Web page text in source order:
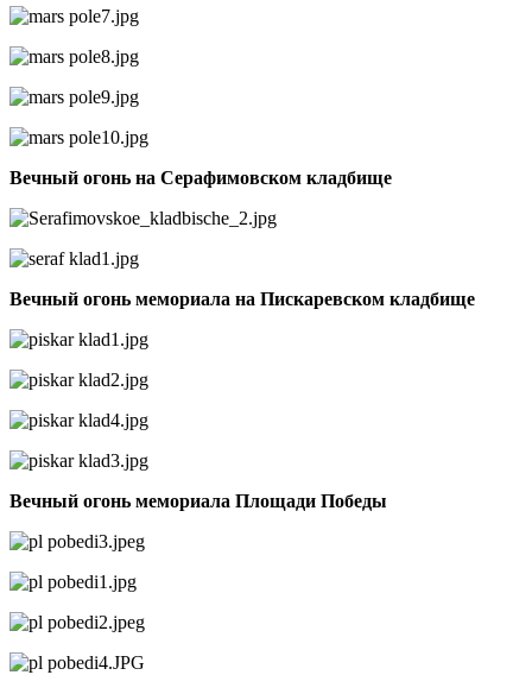
Вечный огонь на Серафимовском кладбище
Вечный огонь мемориала на Пискаревском кладбище
Вечный огонь мемориала Площади Победы